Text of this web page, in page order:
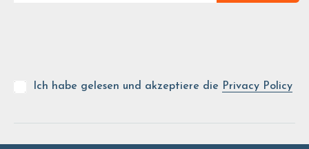
Ich habe gelesen und akzeptiere die Privacy Policy